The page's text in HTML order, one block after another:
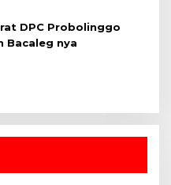
DPC Probolinggo
Bacaleg nya